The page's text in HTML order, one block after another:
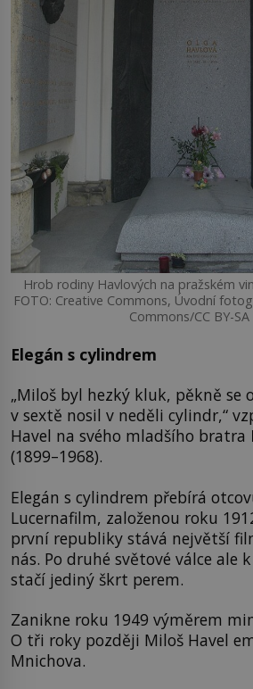
Hrob rodiny Havlových na pražském
FOTO: Creative Commons, Úvodní
Commons/CC BY-SA
Elegán s cylindrem
„Miloš byl hezký kluk, pěkně se
v sextě nosil v neděli cylindr,“
Havel na svého mladšího bratra
(1899–1968).
Elegán s cylindrem přebírá
Lucernafilm, založenou roku
první republiky stává největší
nás. Po druhé světové válce ale
stačí jediný škrt perem.
Zanikne roku 1949 výměrem
O tři roky později Miloš Havel
Mnichova.